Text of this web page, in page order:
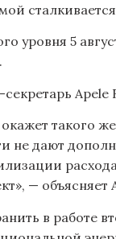
уровня 5
такого
не дают
— объясняет
в работе